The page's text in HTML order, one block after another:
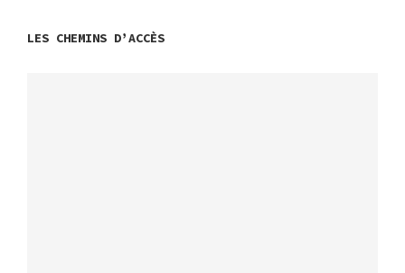
LES CHEMINS D’ACCÈS